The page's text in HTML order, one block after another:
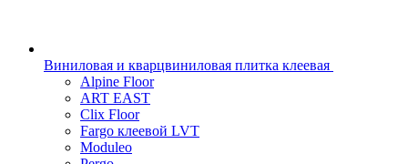
Виниловая и кварцвиниловая плитка клеевая
Alpine Floor
ART EAST
Clix Floor
Fargo клеевой LVT
Moduleo